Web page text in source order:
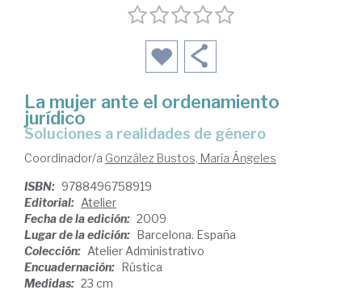
La mujer ante el ordenamiento
jurídico
soluciones a realidades de género
Coordinador/a González Bustos, María Ángeles
ISBN: 9788496758919
Editorial: Atelier
Fecha de la edición: 2009
Lugar de la edición: Barcelona. España
Colección: Atelier Administrativo
Encuadernación: Rústica
Medidas: 23 cm